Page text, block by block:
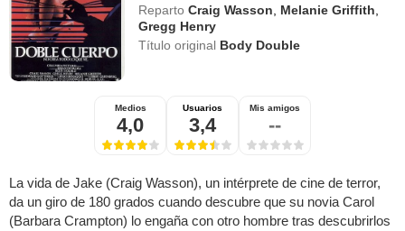
Reparto Craig Wasson Melanie Griffith
Gregg Henry
Título original Body Double
Medios
4,0
Usuarios
3,4
Mis amigos
--
La vida de Jake (Craig Wasson), un intérprete de cine de terror,
da un giro de 180 grados cuando descubre que su novia Carol
(Barbara Crampton) lo engaña con otro hombre tras descubrirlos